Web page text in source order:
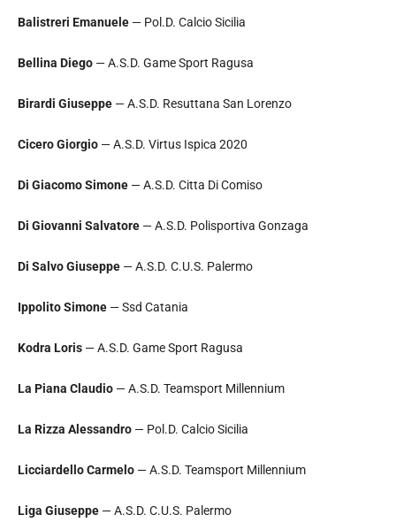
Balistreri Emanuele — Pol.D. Calcio Sicilia
Bellina Diego — A.S.D. Game Sport Ragusa
Birardi Giuseppe — A.S.D. Resuttana San Lorenzo
Cicero Giorgio — A.S.D. Virtus Ispica 2020
Di Giacomo Simone — A.S.D. Citta Di Comiso
Di Giovanni Salvatore — A.S.D. Polisportiva Gonzaga
Di Salvo Giuseppe — A.S.D. C.U.S. Palermo
Ippolito Simone — Ssd Catania
Kodra Loris — A.S.D. Game Sport Ragusa
La Piana Claudio — A.S.D. Teamsport Millennium
La Rizza Alessandro — Pol.D. Calcio Sicilia
Licciardello Carmelo — A.S.D. Teamsport Millennium
Liga Giuseppe — A.S.D. C.U.S. Palermo